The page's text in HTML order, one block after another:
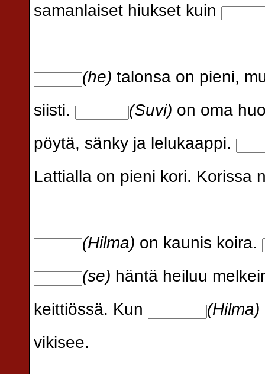
samanlaiset hiukset kuin
(he) talonsa on pieni,
siisti.
(Suvi) on oma
pöytä, sänky ja lelukaappi.
Lattialla on pieni kori. Korissa
(Hilma) on kaunis koira.
(se) häntä heiluu
keittiössä. Kun
(Hilma)
vikisee.